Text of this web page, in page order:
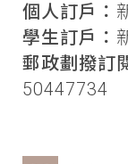
個人訂戶：
學生訂戶：
郵政劃撥訂
50447734